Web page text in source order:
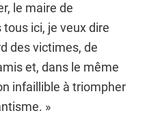
le maire de
ici, je veux dire
des victimes, de
et, dans le même
infaillible à triompher
»